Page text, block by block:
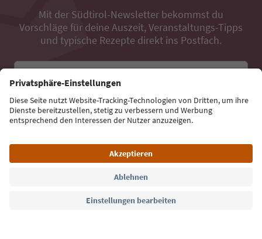
Mit der Südtirol-Newsletter bekommst du
Vorschläge für deine Auszeit, Veranstaltungs-Tipps
und typische Rezepte direkt ins Postfach.
Jetzt anmelden